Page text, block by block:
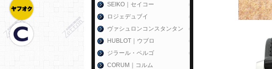
SEIKO｜セイコー
ロジェデュブイ
ヴァシュロンコンスタンタン
HUBLOT｜ウブロ
ジラール・ペルゴ
CORUM｜コルム